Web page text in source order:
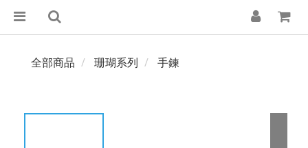
全部商品 珊瑚系列 手鍊